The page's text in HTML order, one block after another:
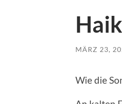
MÄRZ 23,
Wie die